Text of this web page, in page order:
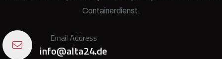
Containerdienst.
Email Address
info@alta24.de